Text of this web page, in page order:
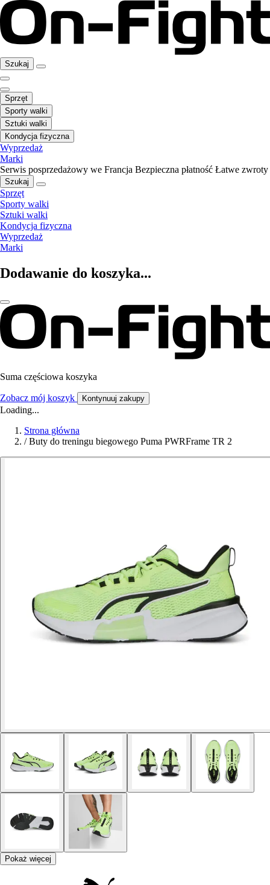
Szukaj
Sprzęt
Sporty walki
Sztuki walki
Kondycja fizyczna
Wyprzedaż
Marki
Serwis posprzedażowy we Francja Bezpieczna płatność Łatwe zwroty
Szukaj
Sprzęt
Sporty walki
Sztuki walki
Kondycja fizyczna
Wyprzedaż
Marki
Dodawanie do koszyka...
Suma częściowa koszyka
Zobacz mój koszyk Kontynuuj zakupy
Loading...
Strona główna
/ Buty do treningu biegowego Puma PWRFrame TR 2
Pokaż więcej